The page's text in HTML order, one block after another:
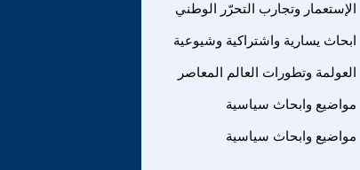
الإستعمار وتجارب التحرّر الوطني
ابحاث يسارية واشتراكية وشيوعية
العولمة وتطورات العالم المعاصر
مواضيع وابحاث سياسية
مواضيع وابحاث سياسية